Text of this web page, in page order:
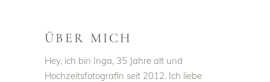
ÜBER MICH
Hey, ich bin Inga, 35 Jahre alt und
Hochzeitsfotografin seit 2012. Ich liebe